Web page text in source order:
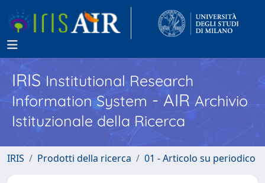
IRISInstitutional Research
Information System - AIR Archivio
Istituzionale della Ricerca
IRIS Prodotti della ricerca 01 - Articolo su periodico